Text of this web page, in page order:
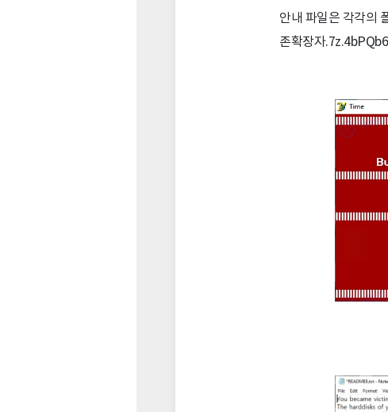
안내 파일은 각각의
존확장자